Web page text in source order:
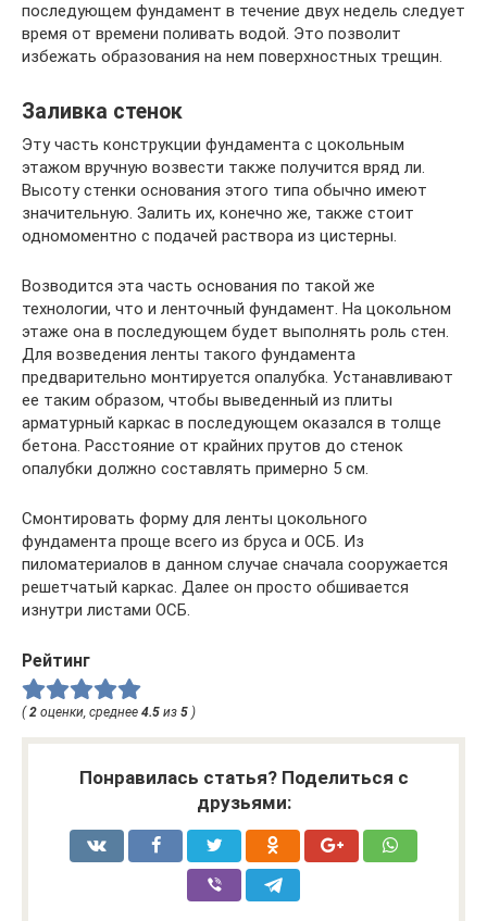
последующем фундамент в течение двух недель следует
время от времени поливать водой. Это позволит
избежать образования на нем поверхностных трещин.
Заливка стенок
Эту часть конструкции фундамента с цокольным
этажом вручную возвести также получится вряд ли.
Высоту стенки основания этого типа обычно имеют
значительную. Залить их, конечно же, также стоит
одномоментно с подачей раствора из цистерны.
Возводится эта часть основания по такой же
технологии, что и ленточный фундамент. На цокольном
этаже она в последующем будет выполнять роль стен.
Для возведения ленты такого фундамента
предварительно монтируется опалубка. Устанавливают
ее таким образом, чтобы выведенный из плиты
арматурный каркас в последующем оказался в толще
бетона. Расстояние от крайних прутов до стенок
опалубки должно составлять примерно 5 см.
Смонтировать форму для ленты цокольного
фундамента проще всего из бруса и ОСБ. Из
пиломатериалов в данном случае сначала сооружается
решетчатый каркас. Далее он просто обшивается
изнутри листами ОСБ.
Рейтинг
(2 оценки, среднее 4.5 из 5 )
Понравилась статья? Поделиться с
друзьями: